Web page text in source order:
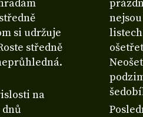
si udržuje
středně
na